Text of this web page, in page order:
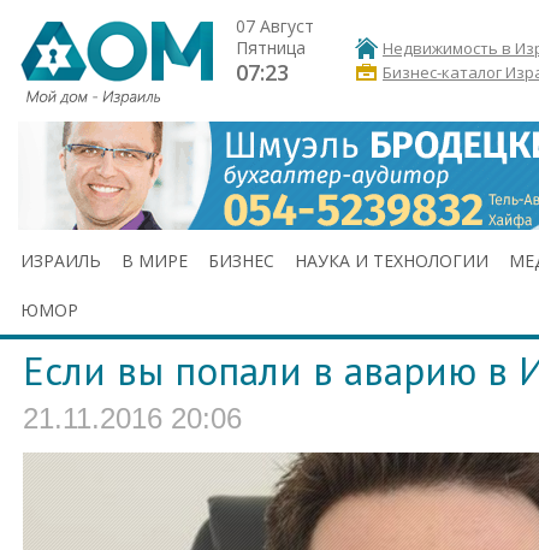
07 Август
Пятница
07:23
Недвижимость в
Бизнес-каталог
ИЗРАИЛЬ В МИРЕ БИЗНЕС НАУКА И ТЕХНОЛОГИИ
ЮМОР
Если вы попали в аварию в
21.11.2016 20:06